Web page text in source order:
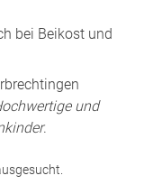
bei Beikost und
und
.